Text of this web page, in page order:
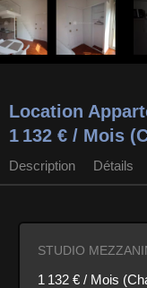
Location
1 132 € / Mois
Description Détails
STUDIO
1 132 € / Mois